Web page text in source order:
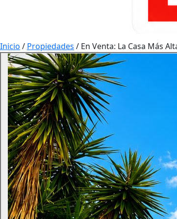
Inicio / Propiedades / En Venta: La Casa Más